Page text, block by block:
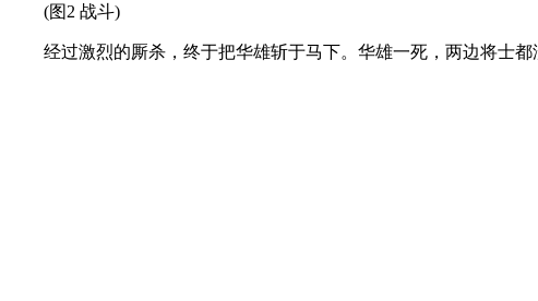
(图2 战斗)
经过激烈的厮杀，终于把华雄斩于马下。华雄一死，两边将士都